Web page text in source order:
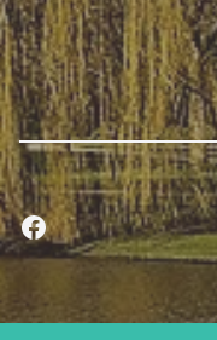
Facebook